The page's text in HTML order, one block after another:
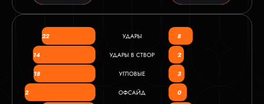
22 УДАРЫ 8
14 УДАРЫ В СТВОР 2
18 УГЛОВЫЕ 3
2 ОФСАЙД 0